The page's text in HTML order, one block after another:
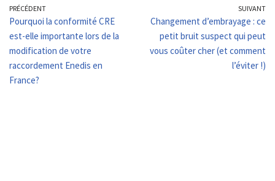
PRÉCÉDENT
Pourquoi la conformité CRE
est-elle importante lors de la
modification de votre
raccordement Enedis en
France?
SUIVANT
Changement d’embrayage : ce
petit bruit suspect qui peut
vous coûter cher (et comment
l’éviter !)